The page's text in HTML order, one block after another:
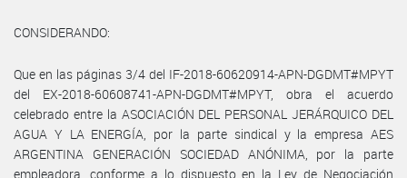
CONSIDERANDO:
Que en las páginas 3/4 del IF-2018-60620914-APN-DGDMT#MPYT
del EX-2018-60608741-APN-DGDMT#MPYT, obra el acuerdo
celebrado entre la ASOCIACIÓN DEL PERSONAL JERÁRQUICO DEL
AGUA Y LA ENERGÍA, por la parte sindical y la empresa AES
ARGENTINA GENERACIÓN SOCIEDAD ANÓNIMA, por la parte
empleadora, conforme a lo dispuesto en la Ley de Negociación